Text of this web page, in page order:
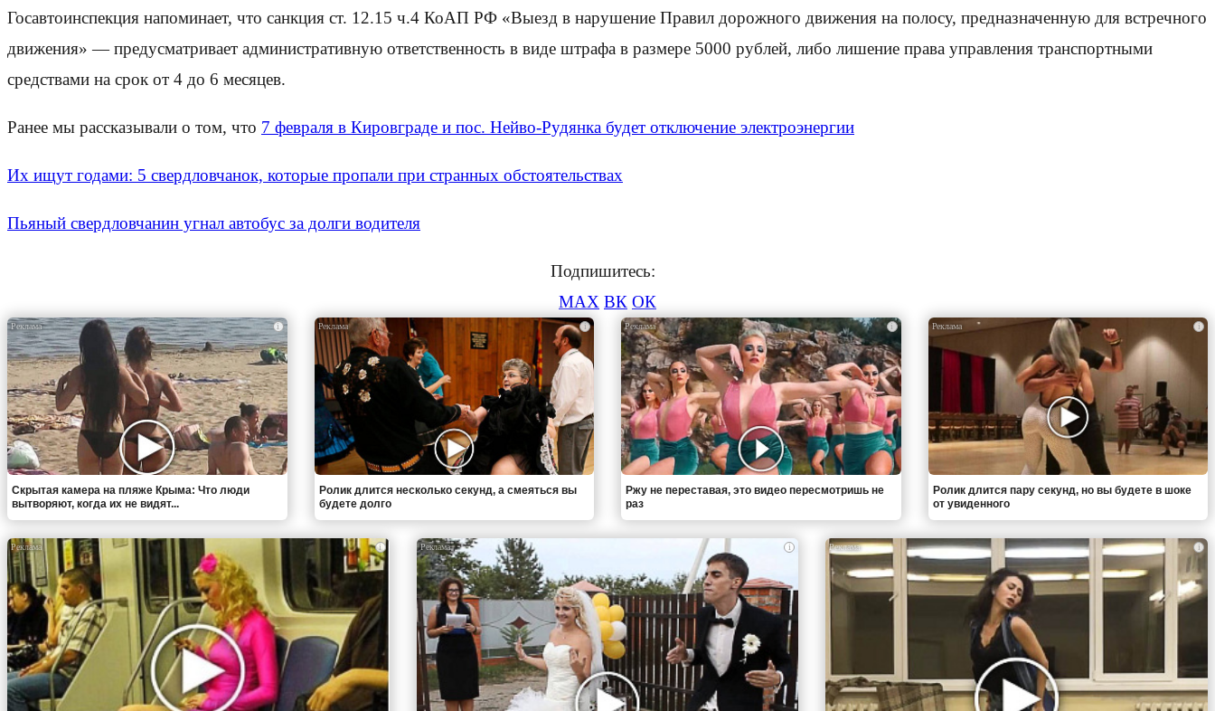
Госавтоинспекция напоминает, что санкция ст. 12.15 ч.4 КоАП РФ «Выезд в нарушение Правил дорожного движения на полосу, предназначенную для встречного
движения» — предусматривает административную ответственность в виде штрафа в размере 5000 рублей, либо лишение права управления транспортными
средствами на срок от 4 до 6 месяцев.
Ранее мы рассказывали о том, что 7 февраля в Кировграде и пос. Нейво-Рудянка будет отключение электроэнергии
Их ищут годами: 5 свердловчанок, которые пропали при странных обстоятельствах
Пьяный свердловчанин угнал автобус за долги водителя
Подпишитесь:
MAX ВК ОК
i
Скрытая камера на пляже Крыма: Что люди
вытворяют, когда их не видят...
i
Ролик длится несколько секунд, а смеяться вы
будете долго
i
Ржу не переставая, это видео пересмотришь не
раз
i
Ролик длится пару секунд, но вы будете в шоке
от увиденного
i i i